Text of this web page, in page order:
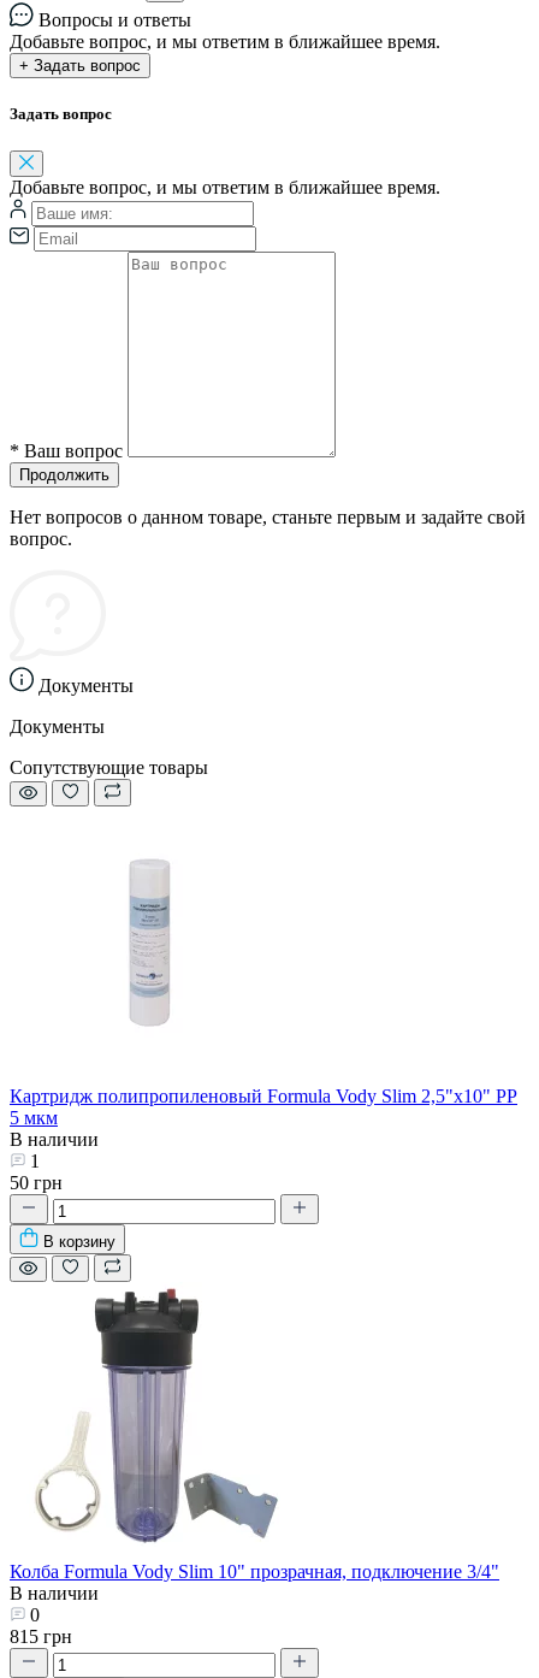
Вопросы и ответы
Добавьте вопрос, и мы ответим в ближайшее время.
+ Задать вопрос
Задать вопрос
Добавьте вопрос, и мы ответим в ближайшее время.
* Ваш вопрос
Продолжить
Нет вопросов о данном товаре, станьте первым и задайте свой
вопрос.
Документы
Документы
Сопутствующие товары
Картридж полипропиленовый Formula Vody Slim 2,5"х10" PP
5 мкм
В наличии
1
50 грн
В корзину
Колба Formula Vody Slim 10" прозрачная, подключение 3/4"
В наличии
0
815 грн